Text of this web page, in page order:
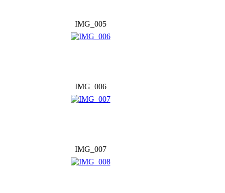
IMG_005
IMG_006
IMG_007